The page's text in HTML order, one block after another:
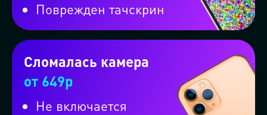
Поврежден тачскрин
Сломалась камера
от 649р
Не включается